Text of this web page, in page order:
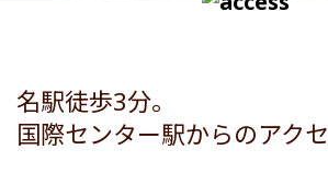
名駅徒歩3分。
国際センター駅からのアク